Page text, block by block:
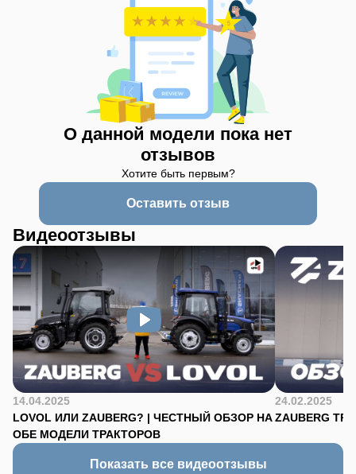
О данной модели пока нет
отзывов
Хотите быть первым?
Оставить отзыв
Видеоотзывы
14.04.2025
LOVOL ИЛИ ZAUBERG? | ЧЕСТНЫЙ ОБЗОР НА
ОБЕ МОДЕЛИ ТРАКТОРОВ
24.02.2025
ZAUBERG
Показать все видеоотзывы